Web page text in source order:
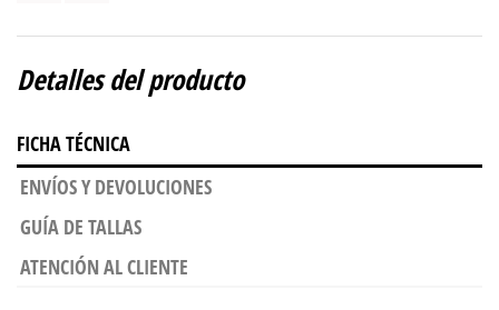
Detalles del producto
FICHA TÉCNICA
ENVÍOS Y DEVOLUCIONES
GUÍA DE TALLAS
ATENCIÓN AL CLIENTE